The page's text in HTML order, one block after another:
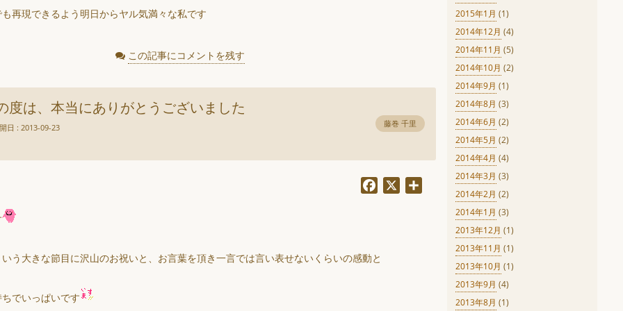
再現できるよう明日からヤル気満々な私です
この記事にコメントを残す
度は、本当にありがとうございました
日 : 2013-09-23 藤巻 千里
Facebook
う大きな節目に沢山のお祝いと、お言葉を頂き一言では言い表せないくらいの感動と
でいっぱいです
2015年1月 (1)
2014年12月 (4)
2014年11月 (5)
2014年10月 (2)
2014年9月 (1)
2014年8月 (3)
2014年6月 (2)
2014年5月 (2)
2014年4月 (4)
2014年3月 (3)
2014年2月 (2)
2014年1月 (3)
2013年12月 (1)
2013年11月 (1)
2013年10月 (1)
2013年9月 (4)
2013年8月 (1)